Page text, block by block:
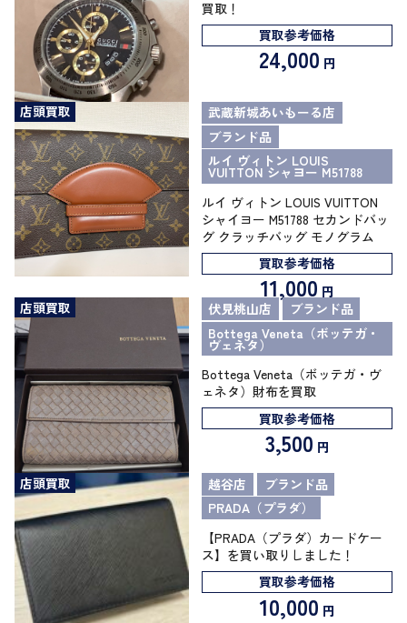
買取！
買取参考価格
24,000 円
店頭買取
武蔵新城あいもーる店
ブランド品
ルイ ヴィトン LOUIS
VUITTON シャヨー M51788
ルイ ヴィトン LOUIS VUITTON
シャイヨー M51788 セカンドバッ
グ クラッチバッグ モノグラム
買取参考価格
11,000 円
店頭買取
伏見桃山店
ブランド品
Bottega Veneta（ボッテガ・
ヴェネタ）
Bottega Veneta（ボッテガ・ヴ
ェネタ）財布を買取
買取参考価格
3,500 円
店頭買取
越谷店
ブランド品
PRADA（プラダ）
【PRADA（プラダ）カードケー
ス】を買い取りしました！
買取参考価格
10,000 円